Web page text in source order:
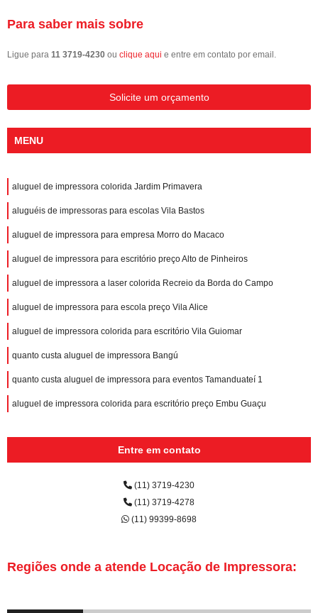
Para saber mais sobre
Ligue para 11 3719-4230 ou clique aqui e entre em contato por email.
Solicite um orçamento
MENU
aluguel de impressora colorida Jardim Primavera
aluguéis de impressoras para escolas Vila Bastos
aluguel de impressora para empresa Morro do Macaco
aluguel de impressora para escritório preço Alto de Pinheiros
aluguel de impressora a laser colorida Recreio da Borda do Campo
aluguel de impressora para escola preço Vila Alice
aluguel de impressora colorida para escritório Vila Guiomar
quanto custa aluguel de impressora Bangú
quanto custa aluguel de impressora para eventos Tamanduateí 1
aluguel de impressora colorida para escritório preço Embu Guaçu
Entre em contato
(11) 3719-4230
(11) 3719-4278
(11) 99399-8698
Regiões onde a atende Locação de Impressora: